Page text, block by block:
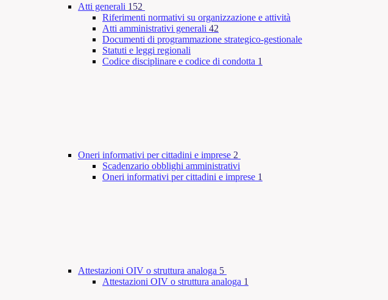
Atti generali 152
Riferimenti normativi su organizzazione e attività
Atti amministrativi generali 42
Documenti di programmazione strategico-gestionale
Statuti e leggi regionali
Codice disciplinare e codice di condotta 1
Oneri informativi per cittadini e imprese 2
Scadenzario obblighi amministrativi
Oneri informativi per cittadini e imprese 1
Attestazioni OIV o struttura analoga 5
Attestazioni OIV o struttura analoga 1